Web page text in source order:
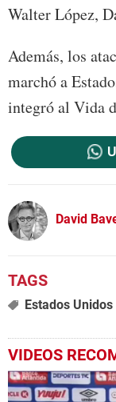
Walter López,
Además, los
marchó a
integró al Vida
David
Estados Unidos
VIDEOS